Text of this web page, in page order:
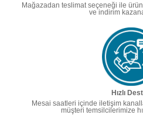
Mağazadan teslimat seçeneği ile
ve indirim
Hızlı
Mesai saatleri içinde iletişim
müşteri temsilcilerimize